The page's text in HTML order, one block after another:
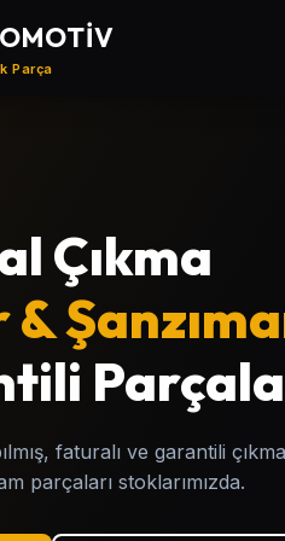
Parça
, Çıkma
Symbol, Kangoo,
ait garantili çıkma yedek
Çıkma
faturalı ve garantili
parçaları stoklarımızda.